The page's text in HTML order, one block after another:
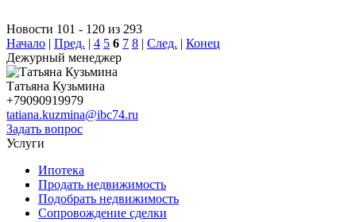
Новости 101 - 120 из 293
Начало | Пред. | 4 5 6 7 8 | След. | Конец
Дежурный менеджер
Татьяна Кузьмина
+79090919979
tatiana.kuzmina@ibc74.ru
Задать вопрос
Услуги
Ипотека
Продать недвижимость
Подобрать недвижимость
Сопровождение сделки